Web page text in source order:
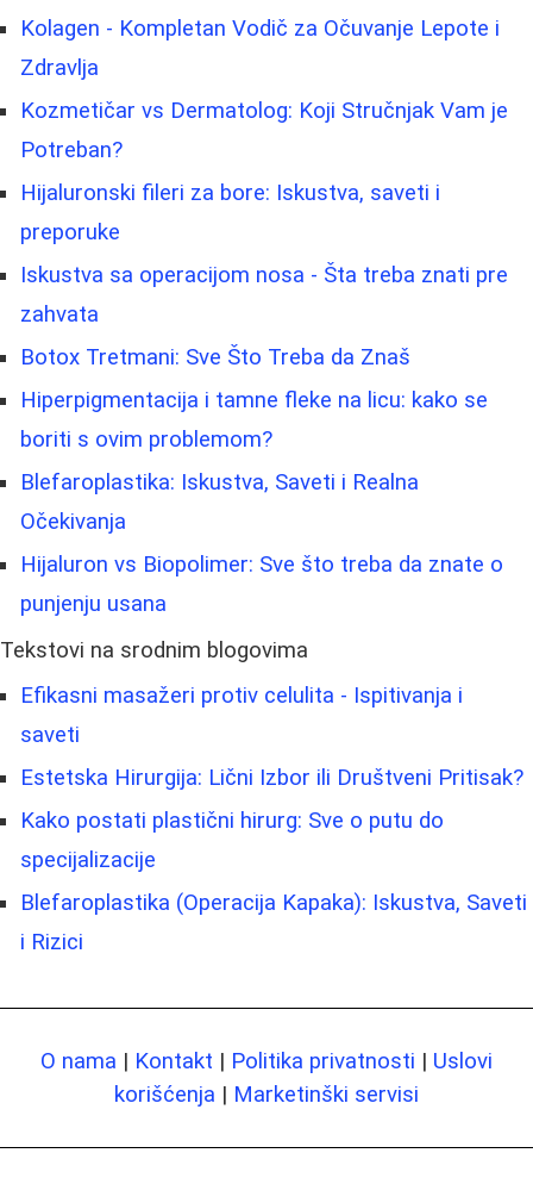
Kolagen - Kompletan Vodič za Očuvanje Lepote i
Zdravlja
Kozmetičar vs Dermatolog: Koji Stručnjak Vam je
Potreban?
Hijaluronski fileri za bore: Iskustva, saveti i
preporuke
Iskustva sa operacijom nosa - Šta treba znati pre
zahvata
Botox Tretmani: Sve Što Treba da Znaš
Hiperpigmentacija i tamne fleke na licu: kako se
boriti s ovim problemom?
Blefaroplastika: Iskustva, Saveti i Realna
Očekivanja
Hijaluron vs Biopolimer: Sve što treba da znate o
punjenju usana
Tekstovi na srodnim blogovima
Efikasni masažeri protiv celulita - Ispitivanja i
saveti
Estetska Hirurgija: Lični Izbor ili Društveni Pritisak?
Kako postati plastični hirurg: Sve o putu do
specijalizacije
Blefaroplastika (Operacija Kapaka): Iskustva, Saveti
i Rizici
O nama | Kontakt | Politika privatnosti | Uslovi
korišćenja | Marketinški servisi